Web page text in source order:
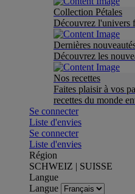
Collection Pétales
Découvrez l'univers
Dernières
Découvrez les
Nos recettes
Faites plaisir à vos
recettes du monde
Se connecter
Liste d'envies
Se connecter
Liste d'envies
Région
SCHWEIZ | SUISSE
Langue
Langue